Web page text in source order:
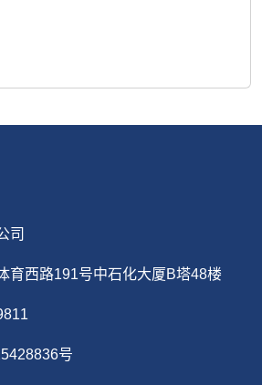
司
育西路191号中石化大厦B塔48楼
号